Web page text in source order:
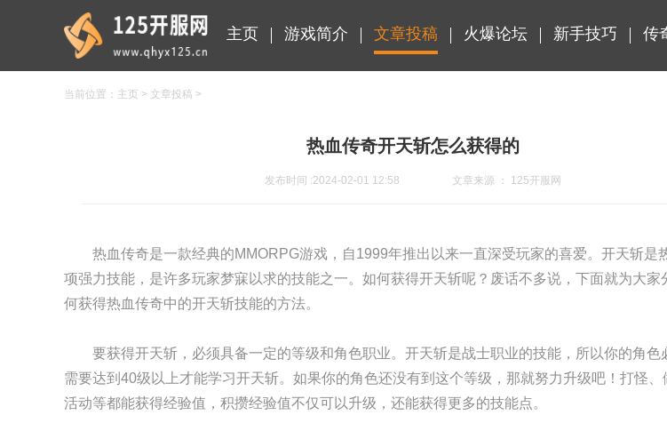
主页 游戏简介 文章投稿 火爆论坛 新手技巧 传
当前位置： 主页 > 文章投稿 >
热血传奇开天斩怎么获得的
发布时间 :2024-02-01 12:58 文章来源 ： 125开服网
热血传奇是一款经典的MMORPG游戏，自1999年推出以来一直深受玩家的喜爱。开天斩是
项强力技能，是许多玩家梦寐以求的技能之一。如何获得开天斩呢？废话不多说，下面就为大家
何获得热血传奇中的开天斩技能的方法。
要获得开天斩，必须具备一定的等级和角色职业。开天斩是战士职业的技能，所以你的角色
需要达到40级以上才能学习开天斩。如果你的角色还没有到这个等级，那就努力升级吧！打怪、
活动等都能获得经验值，积攒经验值不仅可以升级，还能获得更多的技能点。